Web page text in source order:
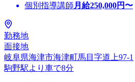
個別指導講師 月給250,000円〜
勤務地
面接地
岐阜県海津市海津町馬目字道上97-1
駒野駅より車で8分